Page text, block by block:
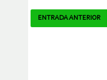
Navegador
ENTRADA ANTERIOR